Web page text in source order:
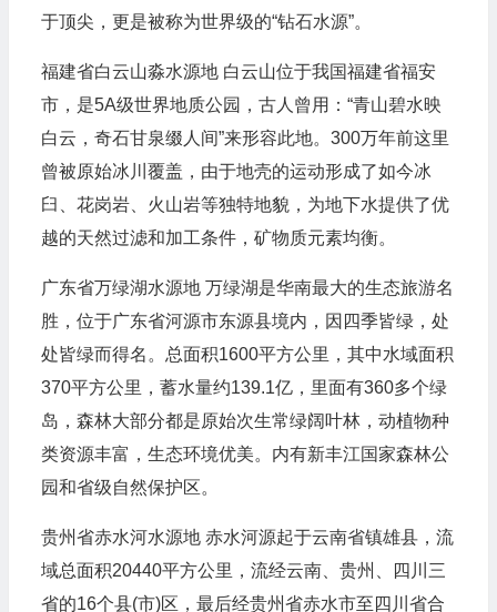
于顶尖，更是被称为世界级的“钻石水源”。
福建省白云山淼水源地 白云山位于我国福建省福安
市，是5A级世界地质公园，古人曾用：“青山碧水映
白云，奇石甘泉缀人间”来形容此地。300万年前这里
曾被原始冰川覆盖，由于地壳的运动形成了如今冰
臼、花岗岩、火山岩等独特地貌，为地下水提供了优
越的天然过滤和加工条件，矿物质元素均衡。
广东省万绿湖水源地 万绿湖是华南最大的生态旅游名
胜，位于广东省河源市东源县境内，因四季皆绿，处
处皆绿而得名。总面积1600平方公里，其中水域面积
370平方公里，蓄水量约139.1亿，里面有360多个绿
岛，森林大部分都是原始次生常绿阔叶林，动植物种
类资源丰富，生态环境优美。内有新丰江国家森林公
园和省级自然保护区。
贵州省赤水河水源地 赤水河源起于云南省镇雄县，流
域总面积20440平方公里，流经云南、贵州、四川三
省的16个县(市)区，最后经贵州省赤水市至四川省合